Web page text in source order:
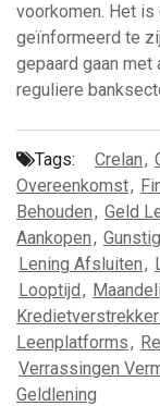
voorkomen. Het
geïnformeerd te
gepaard gaan
reguliere
Tags: Crelan,
Overeenkomst,
Behouden, Geld
Aankopen,
Lening Afsluiten,
Looptijd,
Leenplatforms,
Verrassingen
Geldlening